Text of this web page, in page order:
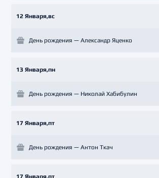
12 Января,вс
День рождения — Александр Яценко
13 Января,пн
День рождения — Николай Хабибулин
17 Января,пт
День рождения — Антон Ткач
17 Января,пт